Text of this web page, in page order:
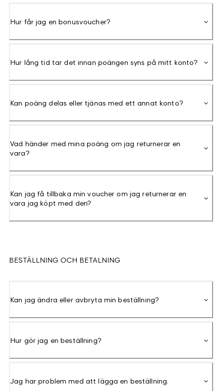
Hur får jag en bonusvoucher?
Hur lång tid tar det innan poängen syns på mitt konto?
Kan poäng delas eller tjänas med ett annat konto?
Vad händer med mina poäng om jag returnerar en
vara?
Kan jag få tillbaka min voucher om jag returnerar en
vara jag köpt med den?
BESTÄLLNING OCH BETALNING
Kan jag ändra eller avbryta min beställning?
Hur gör jag en beställning?
Jag har problem med att lägga en beställning.